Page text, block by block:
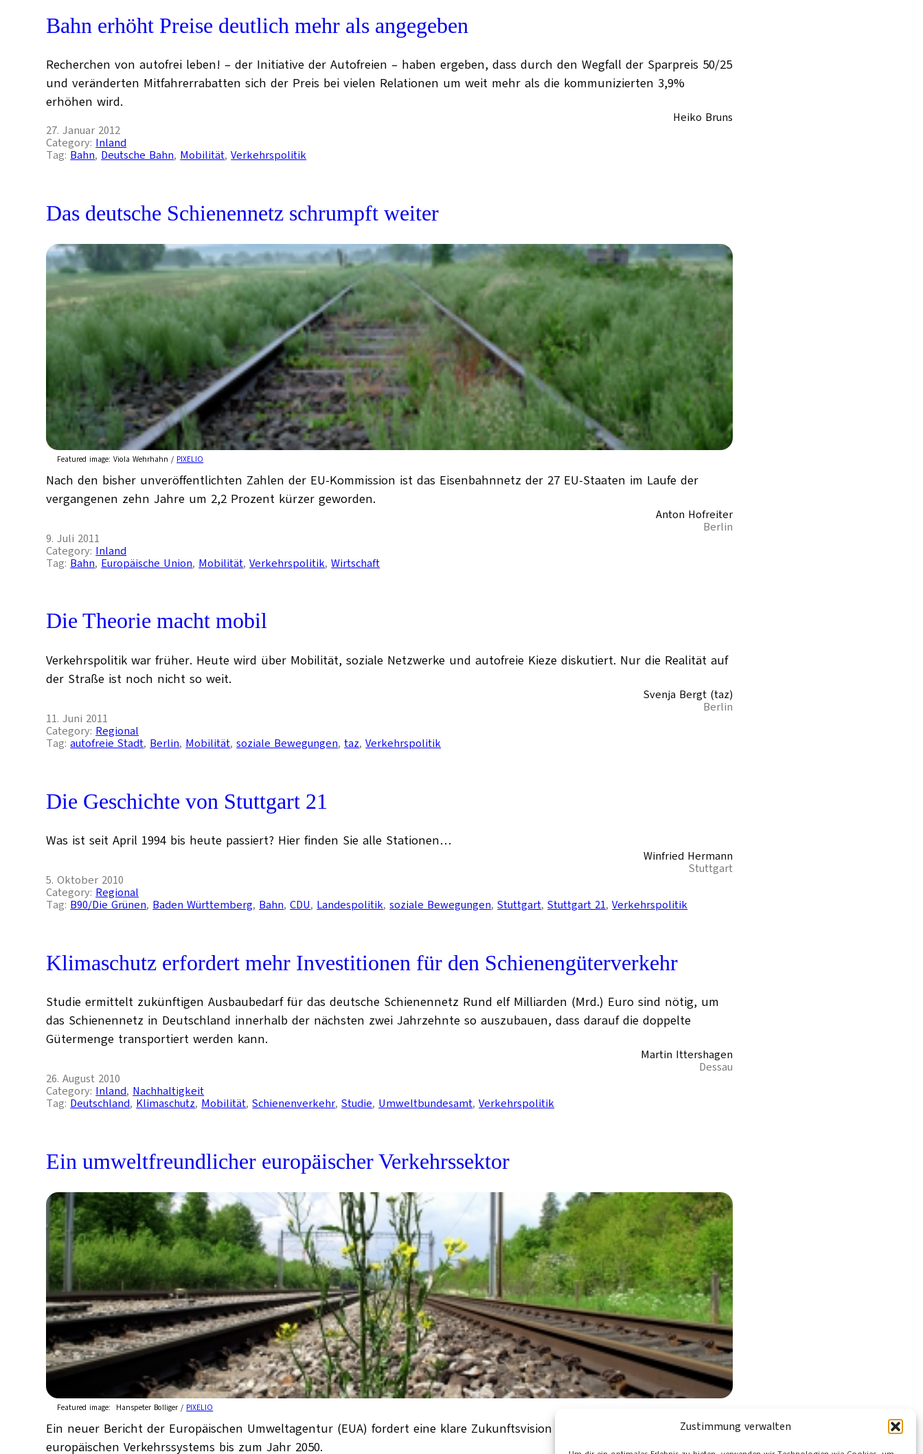
Zustimmung verwalten
Bahn erhöht Preise deutlich mehr als angegeben
Recherchen von autofrei leben! – der Initiative der Autofreien – haben ergeben, dass durch den Wegfall der Sparpreis 50/25
und veränderten Mitfahrerrabatten sich der Preis bei vielen Relationen um weit mehr als die kommunizierten 3,9%
erhöhen wird.
Heiko Bruns
27. Januar 2012
Category: Inland
Tag: Bahn, Deutsche Bahn, Mobilität, Verkehrspolitik
Das deutsche Schienennetz schrumpft weiter
Featured image:Viola Wehrhahn / PIXELIO
Nach den bisher unveröffentlichten Zahlen der EU-Kommission ist das Eisenbahnnetz der 27 EU-Staaten im Laufe der
vergangenen zehn Jahre um 2,2 Prozent kürzer geworden.
Anton Hofreiter
Berlin
9. Juli 2011
Category: Inland
Tag: Bahn, Europäische Union, Mobilität, Verkehrspolitik, Wirtschaft
Die Theorie macht mobil
Verkehrspolitik war früher. Heute wird über Mobilität, soziale Netzwerke und autofreie Kieze diskutiert. Nur die Realität auf
der Straße ist noch nicht so weit.
Svenja Bergt (taz)
Berlin
11. Juni 2011
Category: Regional
Tag:autofreie Stadt, Berlin, Mobilität, soziale Bewegungen, taz, Verkehrspolitik
Die Geschichte von Stuttgart 21
Was ist seit April 1994 bis heute passiert? Hier finden Sie alle Stationen…
Winfried Hermann
Stuttgart
5. Oktober 2010
Category: Regional
Tag: B90/Die Grünen, Baden Württemberg, Bahn, CDU, Landespolitik, soziale Bewegungen, Stuttgart, Stuttgart 21, Verkehrspolitik
Klimaschutz erfordert mehr Investitionen für den Schienengüterverkehr
Studie ermittelt zukünftigen Ausbaubedarf für das deutsche Schienennetz Rund elf Milliarden (Mrd.) Euro sind nötig, um
das Schienennetz in Deutschland innerhalb der nächsten zwei Jahrzehnte so auszubauen, dass darauf die doppelte
Gütermenge transportiert werden kann.
Martin Ittershagen
Dessau
26. August 2010
Category: Inland, Nachhaltigkeit
Tag: Deutschland, Klimaschutz, Mobilität, Schienenverkehr, Studie, Umweltbundesamt, Verkehrspolitik
Ein umweltfreundlicher europäischer Verkehrssektor
Featured image: Hanspeter Bolliger / PIXELIO
Ein neuer Bericht der Europäischen Umweltagentur (EUA) fordert eine klare Zukunftsvision für die die Gestaltung des
europäischen Verkehrssystems bis zum Jahr 2050.